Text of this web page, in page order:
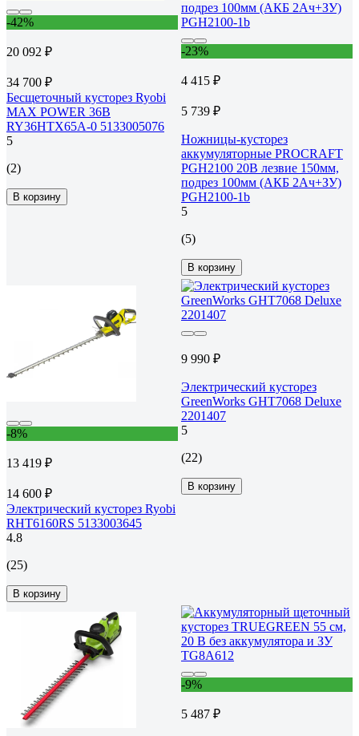
-42%
20 092 ₽
34 700 ₽
Бесщеточный кусторез Ryobi
MAX POWER 36В
RY36HTX65A-0 5133005076
5
(2)
В корзину
-23%
4 415 ₽
5 739 ₽
Ножницы-кусторез
аккумуляторные PROCRAFT
PGH2100 20В лезвие 150мм,
подрез 100мм (АКБ 2Ач+ЗУ)
PGH2100-1b
5
(5)
В корзину
-8%
13 419 ₽
14 600 ₽
Электрический кусторез Ryobi
RHT6160RS 5133003645
4.8
(25)
В корзину
9 990 ₽
Электрический кусторез
GreenWorks GHT7068 Deluxe
2201407
5
(22)
В корзину
-9%
5 487 ₽